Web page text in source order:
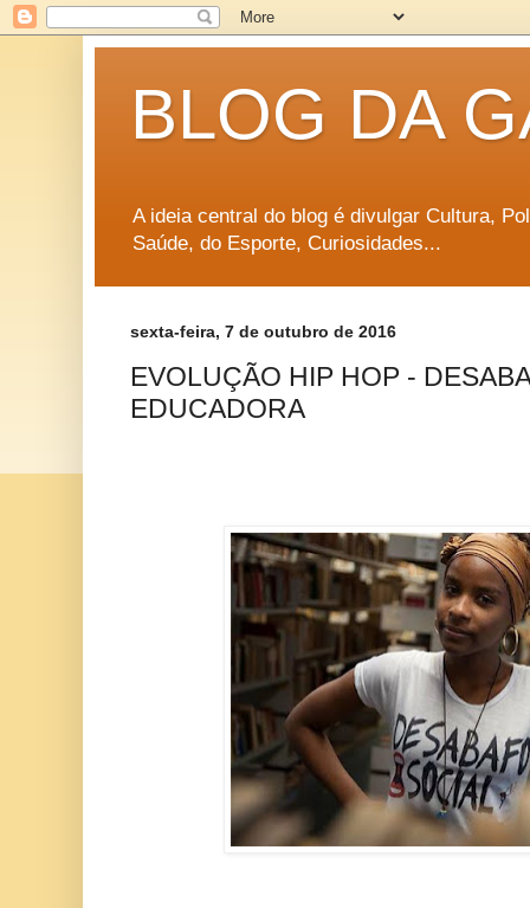
BLOG DA
A ideia central do blog é divulgar Cultura,
Saúde, do Esporte, Curiosidades...
sexta-feira, 7 de outubro de 2016
EVOLUÇÃO HIP HOP -
EDUCADORA